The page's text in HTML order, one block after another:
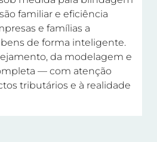
familiar e eficiência
e famílias a
de forma inteligente.
da modelagem e
— com atenção
tributários e à realidade